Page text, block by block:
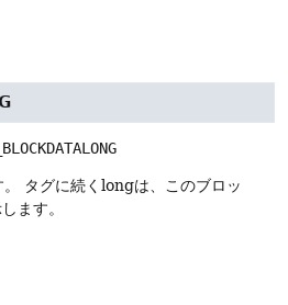
タグに続くlongは、このブロッ
ます。